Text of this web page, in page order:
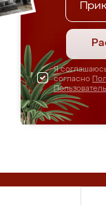
Я
согласно